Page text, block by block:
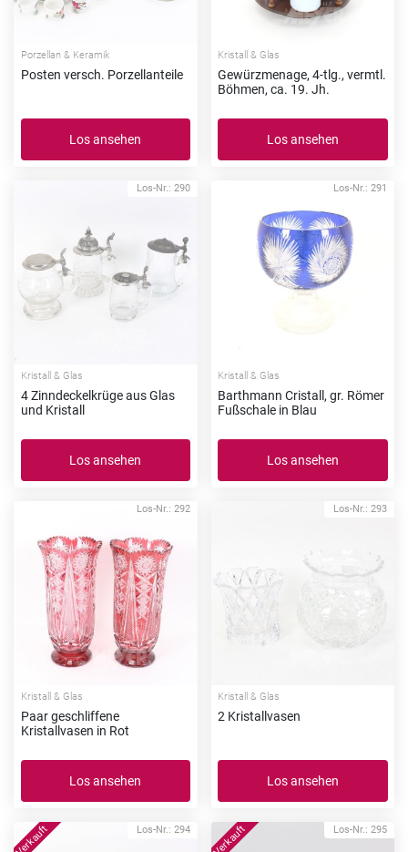
Porzellan & Keramik
Posten versch. Porzellanteile
Los ansehen
Kristall & Glas
Gewürzmenage, 4-tlg., vermtl.
Böhmen, ca. 19. Jh.
Los ansehen
Los-Nr.: 290
Kristall & Glas
4 Zinndeckelkrüge aus Glas
und Kristall
Los ansehen
Los-Nr.: 291
Kristall & Glas
Barthmann Cristall, gr. Römer
Fußschale in Blau
Los ansehen
Los-Nr.: 292
Kristall & Glas
Paar geschliffene
Kristallvasen in Rot
Los ansehen
Los-Nr.: 293
Kristall & Glas
2 Kristallvasen
Los ansehen
Los-Nr.: 294 Los-Nr.: 295